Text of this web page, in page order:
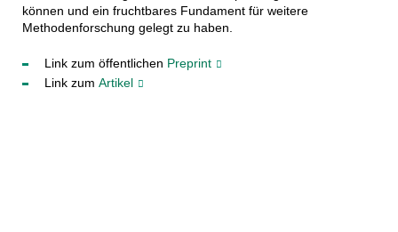
können und ein fruchtbares Fundament für weitere
Methodenforschung gelegt zu haben.
Link zum öffentlichen Preprint
Link zum Artikel